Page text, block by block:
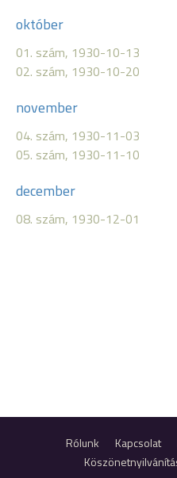
október
01. szám, 1930-10-13
02. szám, 1930-10-20
november
04. szám, 1930-11-03
05. szám, 1930-11-10
december
08. szám, 1930-12-01
Rólunk Kapcsolat